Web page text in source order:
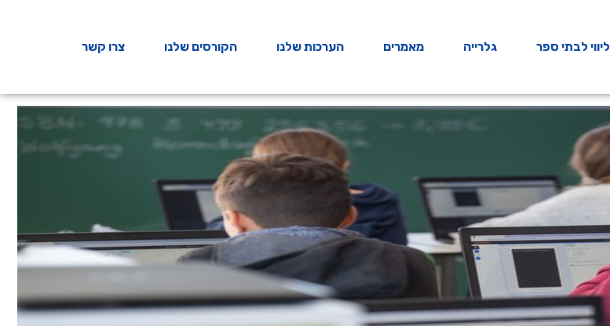
ליווי לבתי ספר גלרייה מאמרים הערכות שלנו הקורסים שלנו צרו קשר